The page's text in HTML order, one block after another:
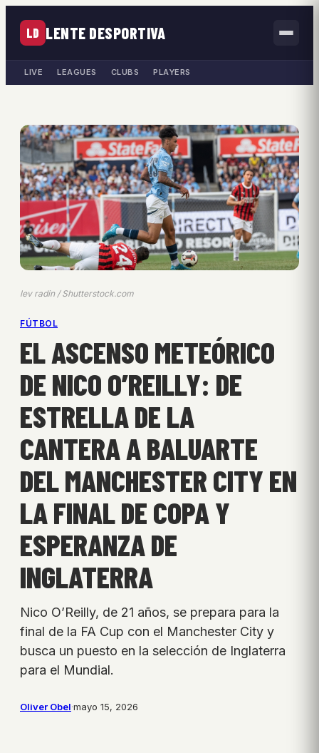
LD LENTE DESPORTIVA
LIVE LEAGUES CLUBS PLAYERS
lev radin / Shutterstock.com
FÚTBOL
EL ASCENSO METEÓRICO
DE NICO O’REILLY: DE
ESTRELLA DE LA
CANTERA A BALUARTE
DEL MANCHESTER CITY EN
LA FINAL DE COPA Y
ESPERANZA DE
INGLATERRA
Nico O’Reilly, de 21 años, se prepara para la
final de la FA Cup con el Manchester City y
busca un puesto en la selección de Inglaterra
para el Mundial.
Oliver Obel·mayo 15, 2026